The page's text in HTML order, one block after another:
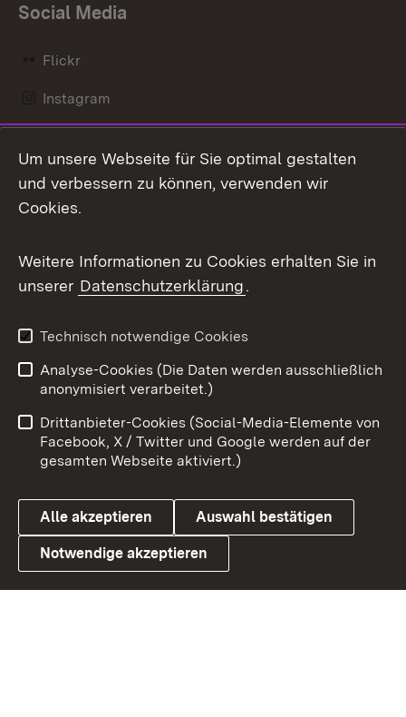
Social Media
Flickr
Instagram
Mastodon
Messenger
Social Wall
X / Twitter
Youtube
Link zum Landesportal
Benutzungshinweise
Barrierefreiheit
Datenschutz
Cookies
Um unsere Webseite für Sie optimal gestalten
und verbessern zu können, verwenden wir
Cookies.
Weitere Informationen zu Cookies erhalten Sie in
unserer Datenschutzerklärung.
Technisch notwendige Cookies
Analyse-Cookies (Die Daten werden ausschließlich
anonymisiert verarbeitet.)
Drittanbieter-Cookies (Social-Media-Elemente von
Facebook, X / Twitter und Google werden auf der
gesamten Webseite aktiviert.)
Alle akzeptieren Auswahl bestätigen
Notwendige akzeptieren